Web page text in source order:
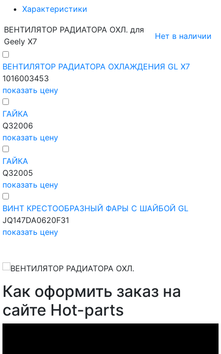
Характеристики
ВЕНТИЛЯТОР РАДИАТОРА ОХЛ. для
Geely X7
Нет в наличии
ВЕНТИЛЯТОР РАДИАТОРА ОХЛАЖДЕНИЯ GL X7
1016003453
показать цену
ГАЙКА
Q32006
показать цену
ГАЙКА
Q32005
показать цену
ВИНТ КРЕСТООБРАЗНЫЙ ФАРЫ С ШАЙБОЙ GL
JQ147DA0620F31
показать цену
Как оформить заказ на
сайте Hot-parts